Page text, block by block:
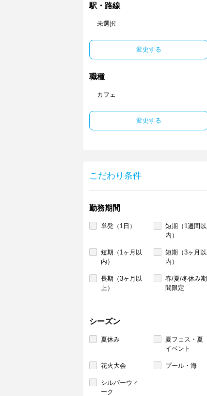
駅・路線
未選択
変更する
職種
カフェ
変更する
こだわり条件
勤務期間
単発（1日）
短期（1週間以
内）
短期（1ヶ月以
内）
短期（3ヶ月以
内）
長期（3ヶ月以
上）
春/夏/冬休み期
間限定
シーズン
夏休み
夏フェス・夏
イベント
花火大会 プール・海
シルバーウィ
ーク